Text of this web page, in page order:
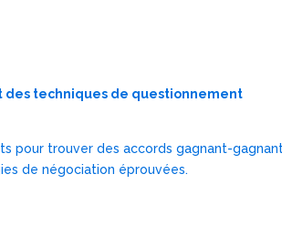
des techniques de questionnement
pour trouver des accords gagnant-
de négociation éprouvées.